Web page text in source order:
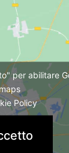
per abilitare
maps
Policy